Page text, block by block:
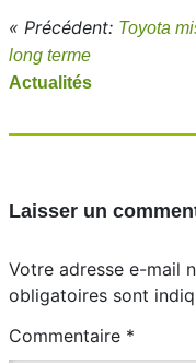
« Précédent: Toyota
long terme
Actualités
Laisser un
Votre adresse e-mail
obligatoires sont
Commentaire *